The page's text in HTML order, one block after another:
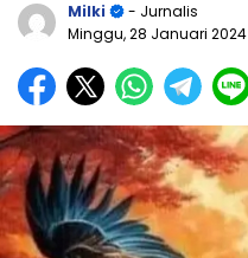
Milki
- Jurnalis
Minggu, 28 Januari 2024